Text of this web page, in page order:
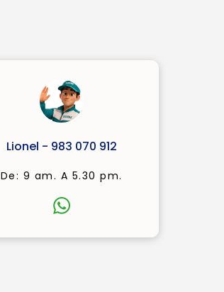
Lionel - 983 070 912
De: 9 am. A 5.30 pm.